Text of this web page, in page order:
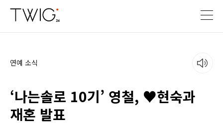
연예 소식
‘나는솔로 10기’ 영철, ♥현숙과
재혼 발표